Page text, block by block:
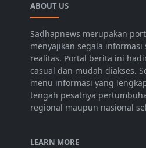
ABOUT US
Sadhapnews merupakan
menyajikan segala informasi
realitas. Portal berita ini
casual dan mudah diakses.
menu informasi yang
tengah pesatnya
regional maupun nasional
LEARN MORE